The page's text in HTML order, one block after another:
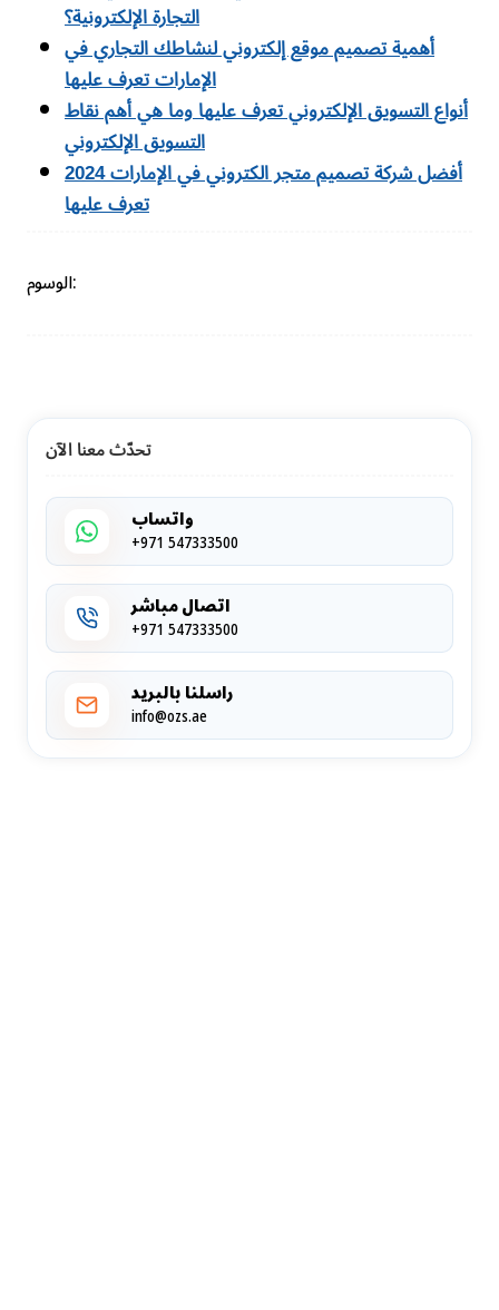
التجارة الإلكترونية؟
أهمية تصميم موقع إلكتروني لنشاطك التجاري في
الإمارات تعرف عليها
أنواع التسويق الإلكتروني تعرف عليها وما هي أهم نقاط
التسويق الإلكتروني
أفضل شركة تصميم متجر الكتروني في الإمارات 2024
تعرف عليها
الوسوم:
تحدّث معنا الآن
واتساب
+971 547333500
اتصال مباشر
+971 547333500
راسلنا بالبريد
info@ozs.ae